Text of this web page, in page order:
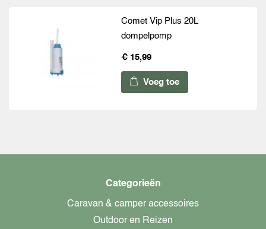
Comet Vip Plus 20L
dompelpomp
€ 15,99
Voeg toe
Categorieën
Caravan & camper accessoires
Outdoor en Reizen